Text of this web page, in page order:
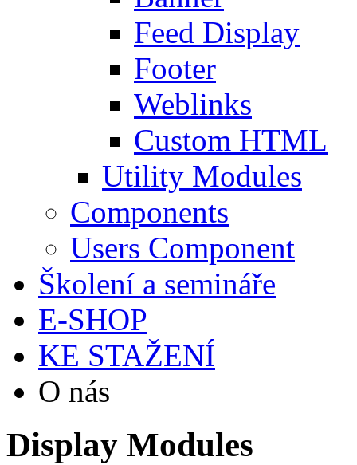
Feed Display
Footer
Weblinks
Custom HTML
Utility Modules
Components
Users Component
Školení a semináře
E-SHOP
KE STAŽENÍ
O nás
Display Modules